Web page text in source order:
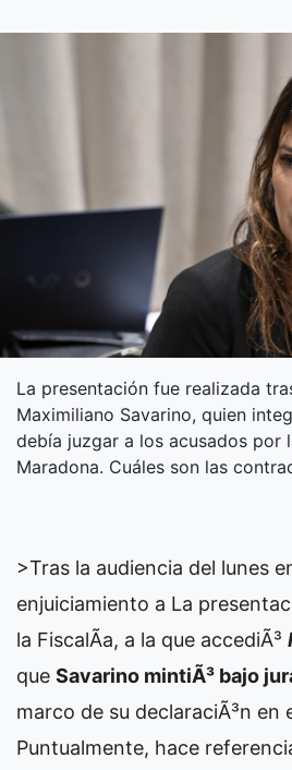
La presentación fue realizada
Maximiliano Savarino, quien
debía juzgar a los acusados por
Maradona. Cuáles son las
>Tras la audiencia del lunes
enjuiciamiento a La
la FiscalÃ­a, a la que accediÃ³
que Savarino mintiÃ³ bajo
marco de su declaraciÃ³n en
Puntualmente, hace